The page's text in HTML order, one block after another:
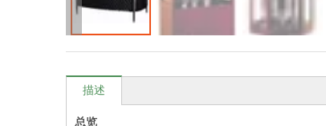
描述
总览